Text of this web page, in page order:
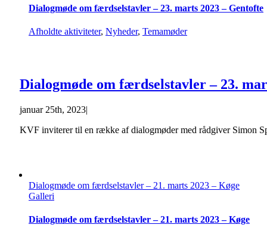
Dialogmøde om færdselstavler – 23. marts 2023 – Gentofte
Afholdte aktiviteter, Nyheder, Temamøder
Dialogmøde om færdselstavler – 23.
januar 25th, 2023|
KVF inviterer til en række af dialogmøder med rådgiver Simon
Dialogmøde om færdselstavler – 21. marts 2023 – Køge
Galleri
Dialogmøde om færdselstavler – 21. marts 2023 – Køge